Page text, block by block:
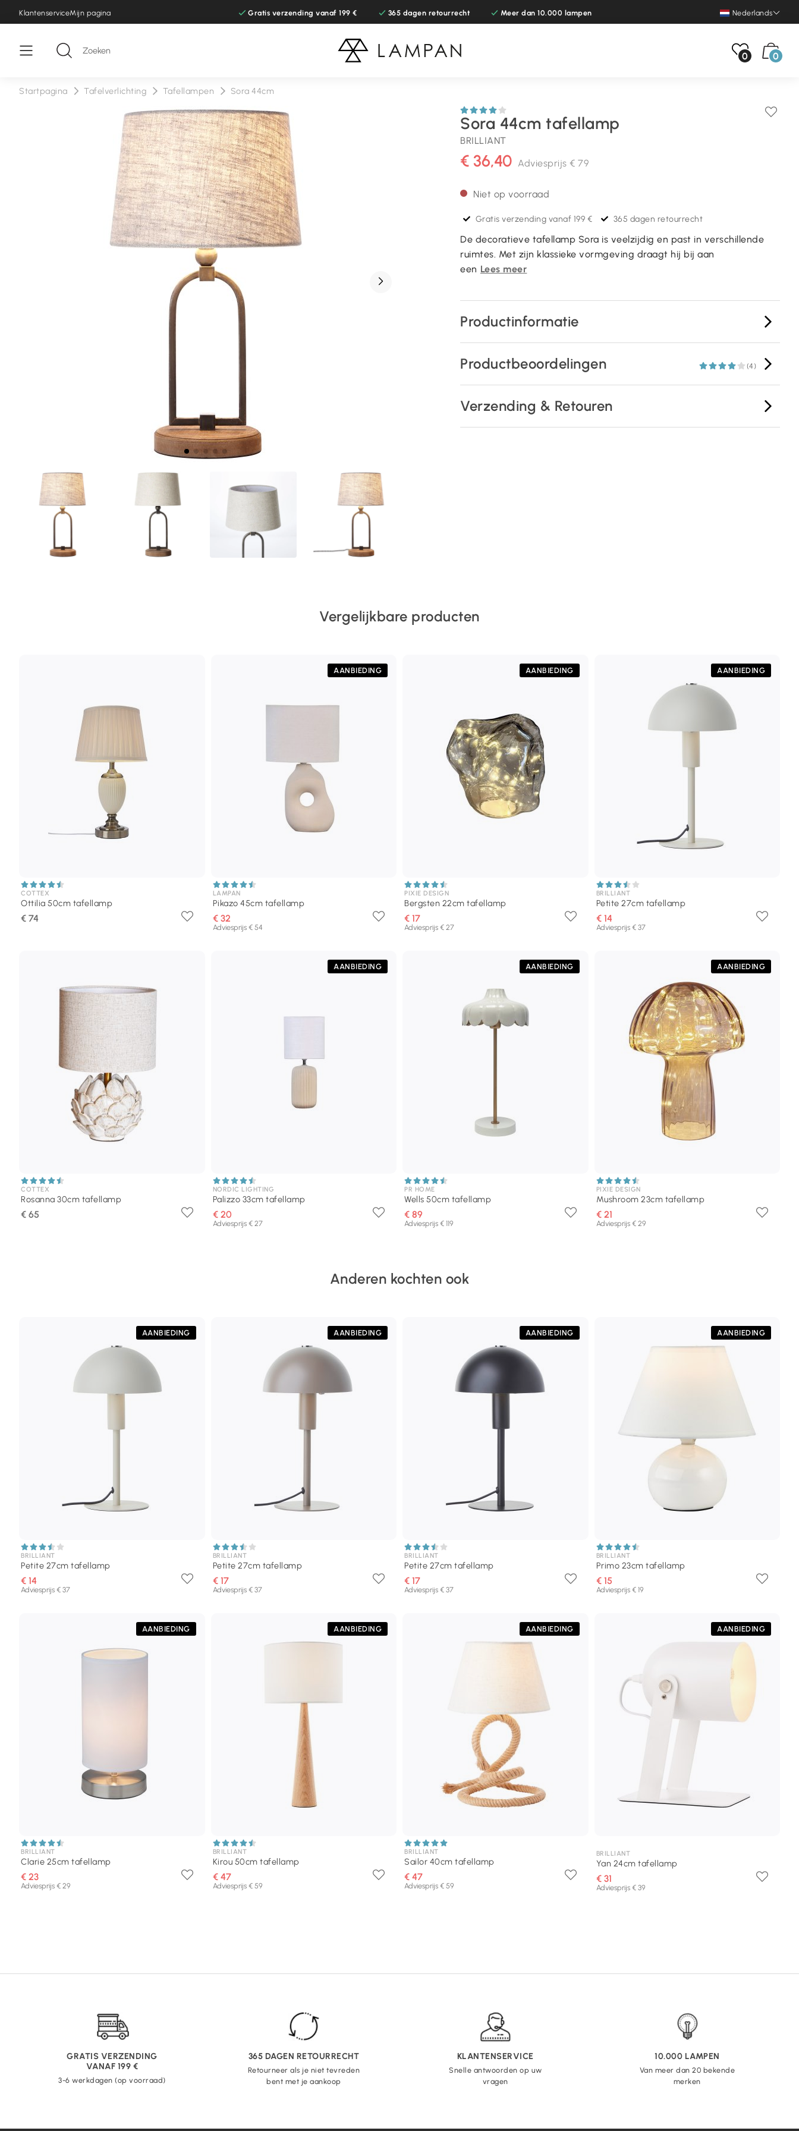
KlantenserviceMijn pagina Gratis verzending vanaf 199 € 365 dagen retourrecht Meer dan 10.000 lampen Nederlands
0 0
Startpagina Tafelverlichting Tafellampen Sora 44cm
Sora 44cm tafellamp
BRILLIANT
€ 36,40 Adviesprijs€ 79
Niet op voorraad
Gratis verzending vanaf 199 € 365 dagen retourrecht
De decoratieve tafellamp Sora is veelzijdig en past in verschillende
ruimtes. Met zijn klassieke vormgeving draagt hij bij aan
een Lees meer
Productinformatie
Productbeoordelingen (4)
Verzending & Retouren
Vergelijkbare producten
COTTEX
Ottilia 50cm tafellamp
€ 74
AANBIEDING
LAMPAN
Pikazo 45cm tafellamp
€ 32
Adviesprijs € 54
AANBIEDING
PIXIE DESIGN
Bergsten 22cm tafellamp
€ 17
Adviesprijs € 27
AANBIEDING
BRILLIANT
Petite 27cm tafellamp
€ 14
Adviesprijs € 37
COTTEX
Rosanna 30cm tafellamp
€ 65
AANBIEDING
NORDIC LIGHTING
Palizzo 33cm tafellamp
€ 20
Adviesprijs € 27
AANBIEDING
PR HOME
Wells 50cm tafellamp
€ 89
Adviesprijs € 119
AANBIEDING
PIXIE DESIGN
Mushroom 23cm tafellamp
€ 21
Adviesprijs € 29
Anderen kochten ook
AANBIEDING
BRILLIANT
Petite 27cm tafellamp
€ 14
Adviesprijs € 37
AANBIEDING
BRILLIANT
Petite 27cm tafellamp
€ 17
Adviesprijs € 37
AANBIEDING
BRILLIANT
Petite 27cm tafellamp
€ 17
Adviesprijs € 37
AANBIEDING
BRILLIANT
Primo 23cm tafellamp
€ 15
Adviesprijs € 19
AANBIEDING
BRILLIANT
Clarie 25cm tafellamp
€ 23
Adviesprijs € 29
AANBIEDING
BRILLIANT
Kirou 50cm tafellamp
€ 47
Adviesprijs € 59
AANBIEDING
BRILLIANT
Sailor 40cm tafellamp
€ 47
Adviesprijs € 59
AANBIEDING
BRILLIANT
Yan 24cm tafellamp
€ 31
Adviesprijs € 39
GRATIS VERZENDING
VANAF 199 €
3-6 werkdagen (op voorraad)
365 DAGEN RETOURRECHT
Retourneer als je niet tevreden
bent met je aankoop
KLANTENSERVICE
Snelle antwoorden op uw
vragen
10.000 LAMPEN
Van meer dan 20 bekende
merken